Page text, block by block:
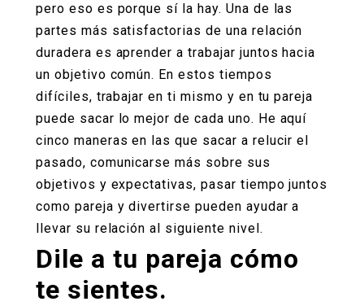
pero eso es porque sí la hay. Una de las
partes más satisfactorias de una relación
duradera es aprender a trabajar juntos hacia
un objetivo común. En estos tiempos
difíciles, trabajar en ti mismo y en tu pareja
puede sacar lo mejor de cada uno. He aquí
cinco maneras en las que sacar a relucir el
pasado, comunicarse más sobre sus
objetivos y expectativas, pasar tiempo juntos
como pareja y divertirse pueden ayudar a
llevar su relación al siguiente nivel.
Dile a tu pareja cómo
te sientes.